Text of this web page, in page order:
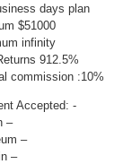
days plan
$51000
infinity
912.5%
commission :10%
Accepted: -
–
–
–